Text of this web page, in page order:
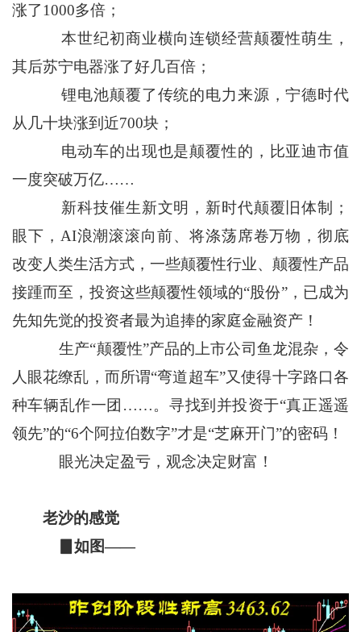
涨了1000多倍；
本世纪初商业横向连锁经营颠覆性萌生，
其后苏宁电器涨了好几百倍；
锂电池颠覆了传统的电力来源，宁德时代
从几十块涨到近700块；
电动车的出现也是颠覆性的，比亚迪市值
一度突破万亿……
新科技催生新文明，新时代颠覆旧体制；
眼下，AI浪潮滚滚向前、将涤荡席卷万物，彻底
改变人类生活方式，一些颠覆性行业、颠覆性产品
接踵而至，投资这些颠覆性领域的“股份”，已成为
先知先觉的投资者最为追捧的家庭金融资产！
生产“颠覆性”产品的上市公司鱼龙混杂，令
人眼花缭乱，而所谓“弯道超车”又使得十字路口各
种车辆乱作一团……。寻找到并投资于“真正遥遥
领先”的“6个阿拉伯数字”才是“芝麻开门”的密码！
眼光决定盈亏，观念决定财富！
老沙的感觉
▊如图——